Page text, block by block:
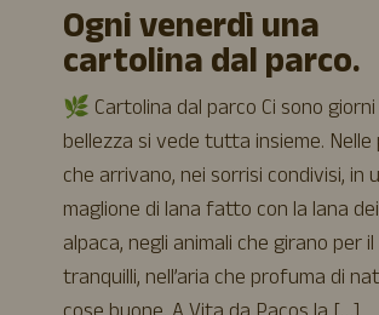
Ogni venerdì una
cartolina dal parco.
🌿 Cartolina dal parco Ci sono
bellezza si vede tutta insieme.
che arrivano, nei sorrisi condivisi, in
maglione di lana fatto con la lana
alpaca, negli animali che girano per
tranquilli, nell’aria che profuma di